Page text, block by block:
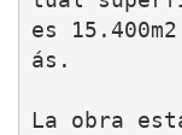
es
ás.
La obra